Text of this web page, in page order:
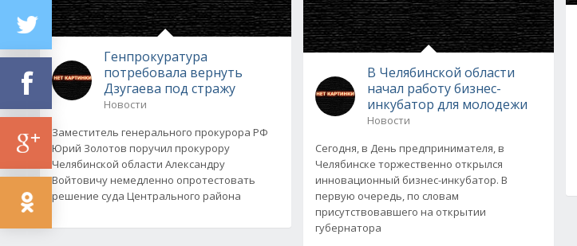
Генпрокуратура
потребовала вернуть
Дзугаева под стражу
Новости
Заместитель генерального прокурора РФ
Юрий Золотов поручил прокурору
Челябинской области Александру
Войтовичу немедленно опротестовать
решение суда Центрального района
В Челябинской области
начал работу бизнес-
инкубатор для молодежи
Новости
Сегодня, в День предпринимателя, в
Челябинске торжественно открылся
инновационный бизнес-инкубатор. В
первую очередь, по словам
присутствовавшего на открытии
губернатора